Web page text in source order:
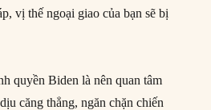
vị thế ngoại giao của bạn sẽ bị
quyền Biden là nên quan tâm
căng thẳng, ngăn chặn chiến